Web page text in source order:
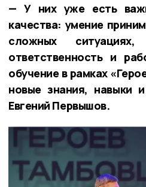
— У них уже есть
качества: умение
сложных
ответственность и
обучение в рамках
новые знания, навыки
Евгений Первышов.